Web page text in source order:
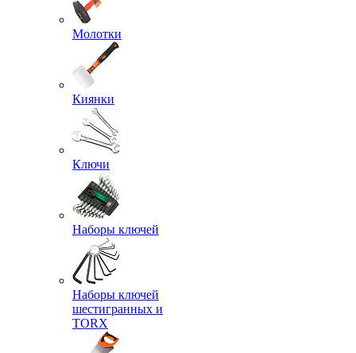
Молотки
Киянки
Ключи
Наборы ключей
Наборы ключей
шестигранных и
TORX